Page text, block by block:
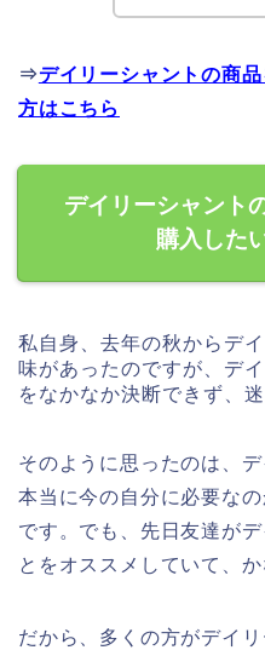
⇒デイリーシャントの商
方はこちら
デイリーシャント
購入した
私自身、去年の秋からデ
味があったのですが、デ
をなかなか決断できず、
そのように思ったのは、
本当に今の自分に必要な
です。でも、先日友達が
とをオススメしていて、
だから、多くの方がデイ